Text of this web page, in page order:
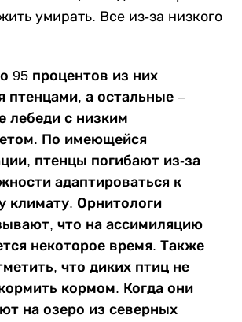
умирать. Все из-за низкого
95 процентов из них
птенцами, а остальные –
лебеди с низким
По имеющейся
птенцы погибают из-за
адаптироваться к
климату. Орнитологи
что на ассимиляцию
некоторое время. Также
что диких птиц не
кормом. Когда они
на озеро из северных